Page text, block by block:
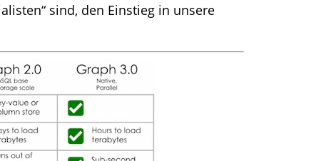
sind, den Einstieg in unsere